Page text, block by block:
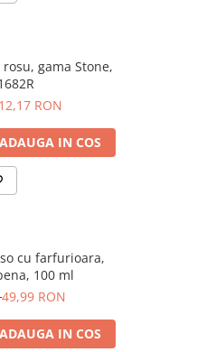
gama Stone,
RON
ADAUGA IN COS
cu farfurioara,
100 ml
49,99 RON
ADAUGA IN COS